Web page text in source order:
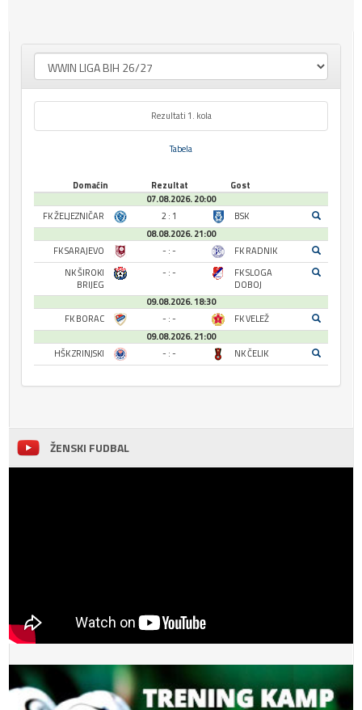
Rezultati 1. kola
Tabela
Domaćin Rezultat
Gost
07.08.2026. 20:00
FK ŽELJEZNIČAR
2 : 1
BSK
08.08.2026. 21:00
FK SARAJEVO
- : -
FK RADNIK
NK ŠIROKI
BRIJEG
- : -
FK SLOGA
DOBOJ
09.08.2026. 18:30
FK BORAC
- : -
FK VELEŽ
09.08.2026. 21:00
HŠK ZRINJSKI
- : - NK ČELIK
ŽENSKI FUDBAL